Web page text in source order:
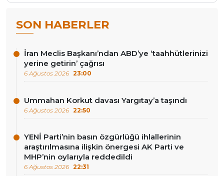
SON HABERLER
İran Meclis Başkanı’ndan ABD’ye ‘taahhütlerinizi
yerine getirin’ çağrısı
6 Ağustos 2026 23:00
Ummahan Korkut davası Yargıtay’a taşındı
6 Ağustos 2026 22:50
YENİ Parti’nin basın özgürlüğü ihlallerinin
araştırılmasına ilişkin önergesi AK Parti ve
MHP’nin oylarıyla reddedildi
6 Ağustos 2026 22:31